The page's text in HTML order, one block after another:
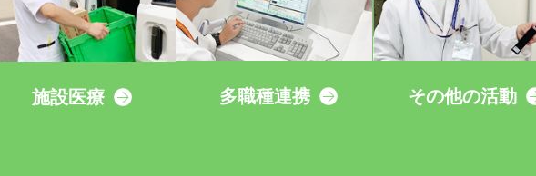
施設医療 多職種連携 その他の活動